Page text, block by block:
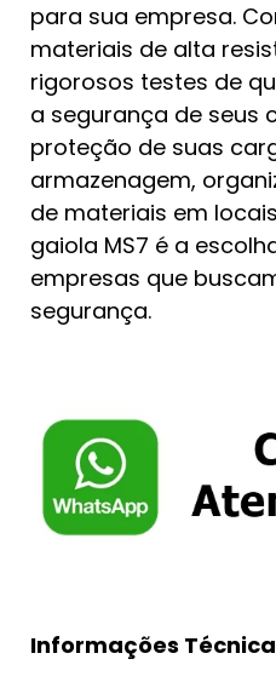
para sua empresa.
materiais de alta
rigorosos testes de
a segurança de seus
proteção de suas
armazenagem,
de materiais em
gaiola MS7 é a
empresas que
segurança.
Informações